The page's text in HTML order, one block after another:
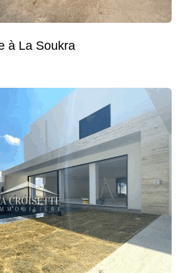
à La Soukra